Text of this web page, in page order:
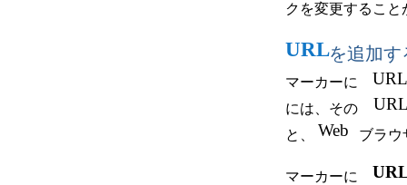
クを変更すること
URLを追加す
マーカーに URL
には、その
と、 Web ブラウ
マーカーに